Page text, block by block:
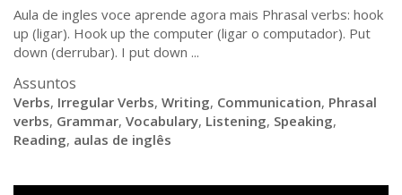
Aula de ingles voce aprende agora mais Phrasal verbs: hook
up (ligar). Hook up the computer (ligar o computador). Put
down (derrubar). I put down ...
Assuntos
Verbs, Irregular Verbs, Writing, Communication, Phrasal
verbs, Grammar, Vocabulary, Listening, Speaking,
Reading, aulas de inglês